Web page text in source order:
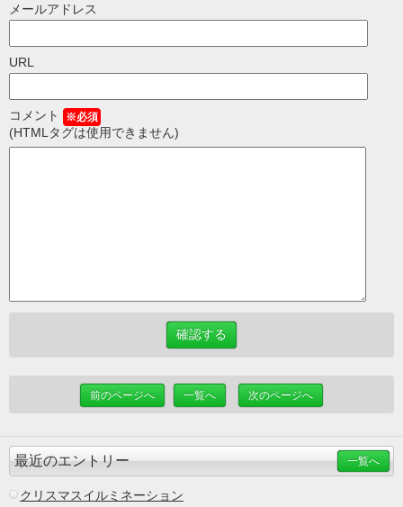
メールアドレス
URL
コメント ※必須
(HTMLタグは使用できません)
前のページへ 一覧へ 次のページへ
最近のエントリー 一覧へ
クリスマスイルミネーション